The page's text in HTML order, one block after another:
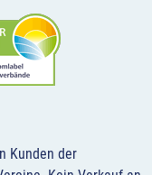
Kunden der